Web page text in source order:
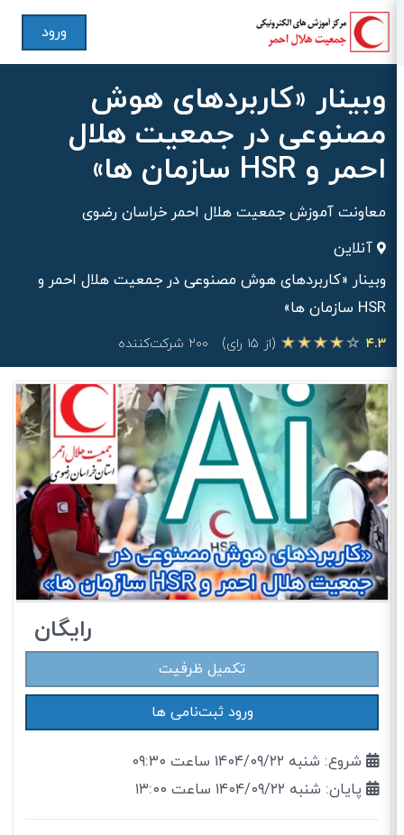
ورود
وبینار «کاربردهای هوش
مصنوعی در جمعیت هلال
احمر و HSR سازمان ها»
معاونت آموزش جمعیت هلال احمر خراسان رضوی
آنلاین
وبینار «کاربردهای هوش مصنوعی در جمعیت هلال احمر و
HSR سازمان ها»
۴.۳ (از ۱۵ رای) ۲۰۰ شرکت‌کننده
رایگان
تکمیل ظرفیت
ورود ثبت‌نامی ها
شروع: شنبه ۱۴۰۴/۰۹/۲۲ ساعت ۰۹:۳۰
پایان: شنبه ۱۴۰۴/۰۹/۲۲ ساعت ۱۳:۰۰